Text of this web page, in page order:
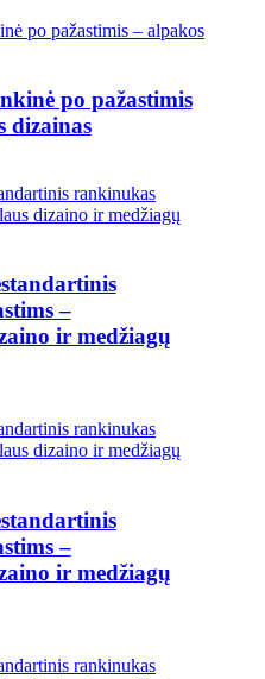
po pažastimis
dizainas
–
ir medžiagų
–
ir medžiagų